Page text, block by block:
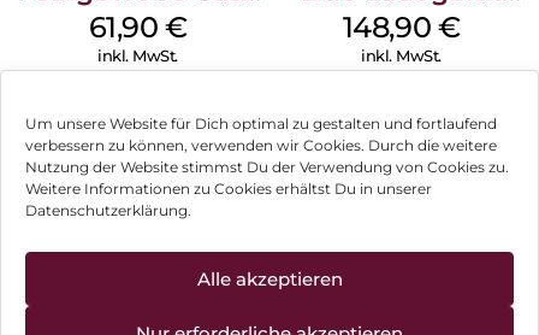
Um unsere Website für Dich optimal zu gestalten und fortlaufend
verbessern zu können, verwenden wir Cookies. Durch die weitere
Nutzung der Website stimmst Du der Verwendung von Cookies zu.
Weitere Informationen zu Cookies erhältst Du in unserer
Datenschutzerklärung.
Alle akzeptieren
iPhone 15 Pro
MagSafe Schwarz
61,90 €
inkl. MwSt.
Weiß
148,90 €
inkl. MwSt.
Impressum
Können wir Dir behilflich sein?